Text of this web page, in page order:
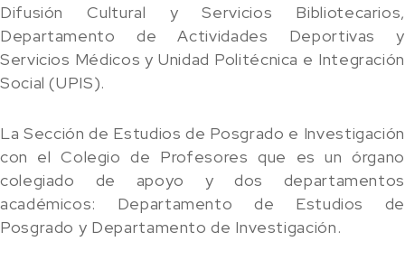
Difusión Cultural y Servicios Bibliotecarios,
Departamento de Actividades Deportivas y
Servicios Médicos y Unidad Politécnica e Integración
Social (UPIS).
La Sección de Estudios de Posgrado e Investigación
con el Colegio de Profesores que es un órgano
colegiado de apoyo y dos departamentos
académicos: Departamento de Estudios de
Posgrado y Departamento de Investigación.